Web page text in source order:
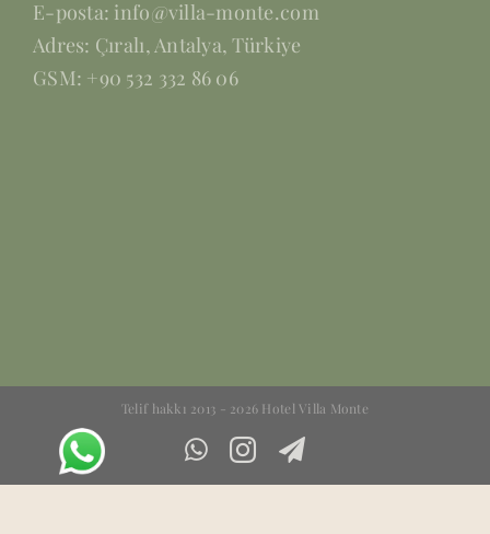
E-posta: info@villa-monte.com
Adres: Çıralı, Antalya, Türkiye
GSM: +90 532 332 86 06
Telif hakkı 2013 - 2026 Hotel Villa Monte
WhatsApp
Instagram
Telegram